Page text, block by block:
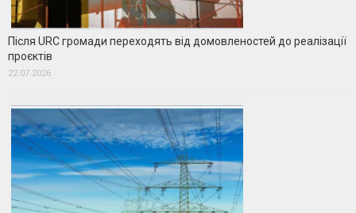
Після URC громади переходять від домовленостей до реалізації
проєктів
22.07.2026